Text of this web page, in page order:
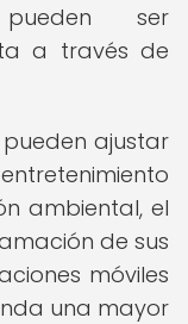
pueden ser
a través de
ajustar
ambiental, el
de sus
móviles
una mayor